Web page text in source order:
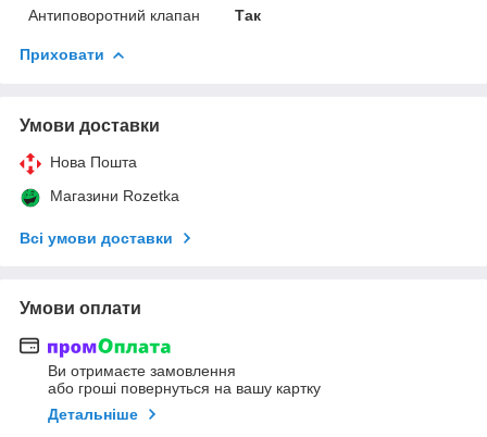
Антиповоротний клапан
Так
Приховати
Умови доставки
Нова Пошта
Магазини Rozetka
Всі умови доставки
Умови оплати
Ви отримаєте замовлення
або гроші повернуться на вашу картку
Детальніше